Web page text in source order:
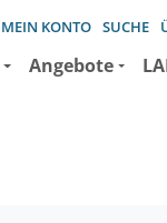
MEIN KONTO SUCHE
Angebote